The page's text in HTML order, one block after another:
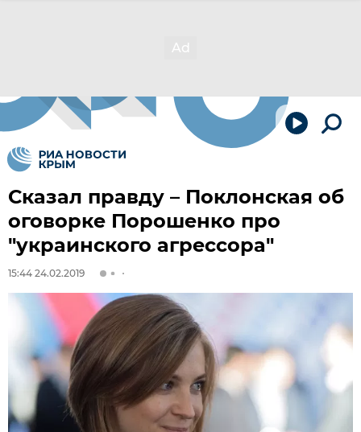
Сказал правду – Поклонская об
оговорке Порошенко про
"украинского агрессора"
15:44 24.02.2019